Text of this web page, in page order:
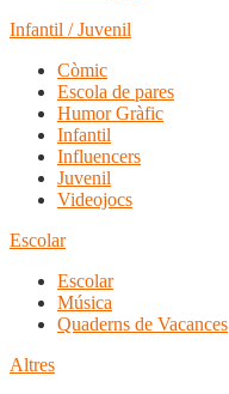
Infantil / Juvenil
Còmic
Escola de pares
Humor Gràfic
Infantil
Influencers
Juvenil
Videojocs
Escolar
Escolar
Música
Quaderns de Vacances
Altres